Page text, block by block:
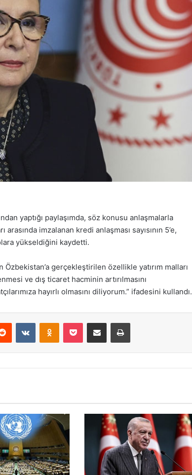
yaptığı paylaşımda, söz konusu anlaşmalarla
imzalanan kredi anlaşması sayısının 5’e,
yükseldiğini kaydetti.
gerçekleştirilen özellikle yatırım malları
ve dış ticaret hacminin artırılmasını
hayırlı olmasını diliyorum.” ifadesini kullandı.
Reddit VKontakteOdnoklassniki
Pocket E-Posta ile paylaş Yazdır